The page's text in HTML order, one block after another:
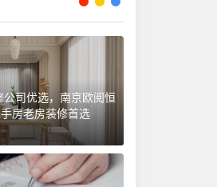
司优选，南京欧阅恒
房老房装修首选